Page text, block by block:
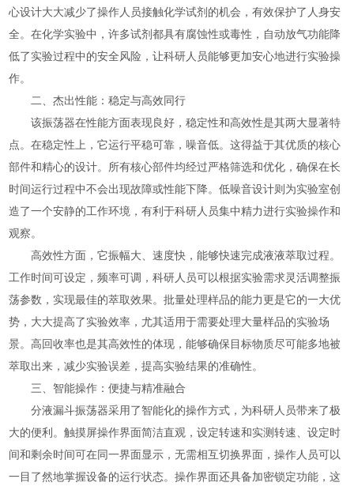
心设计大大减少了操作人员接触化学试剂的机会，有效保护了人身安
全。在化学实验中，许多试剂都具有腐蚀性或毒性，自动放气功能降
低了实验过程中的安全风险，让科研人员能够更加安心地进行实验操
作。
二、杰出性能：稳定与高效同行
该振荡器在性能方面表现良好，稳定性和高效性是其两大显著特
点。在稳定性上，它运行平稳可靠，噪音低。这得益于其优质的核心
部件和精心的设计。所有核心部件均经过严格筛选和优化，确保在长
时间运行过程中不会出现故障或性能下降。低噪音设计则为实验室创
造了一个安静的工作环境，有利于科研人员集中精力进行实验操作和
观察。
高效性方面，它振幅大、速度快，能够快速完成液液萃取过程。
工作时间可设定，频率可调，科研人员可以根据实验需求灵活调整振
荡参数，实现最佳的萃取效果。批量处理样品的能力更是它的一大优
势，大大提高了实验效率，尤其适用于需要处理大量样品的实验场
景。高回收率也是其高效性的体现，能够确保目标物质尽可能多地被
萃取出来，减少实验误差，提高实验结果的准确性。
三、智能操作：便捷与精准融合
分液漏斗振荡器采用了智能化的操作方式，为科研人员带来了极
大的便利。触摸屏操作界面简洁直观，设定转速和实测转速、设定时
间和剩余时间可在同一界面显示，无需相互切换界面，操作人员可以
一目了然地掌握设备的运行状态。操作界面还具备加密锁定功能，这